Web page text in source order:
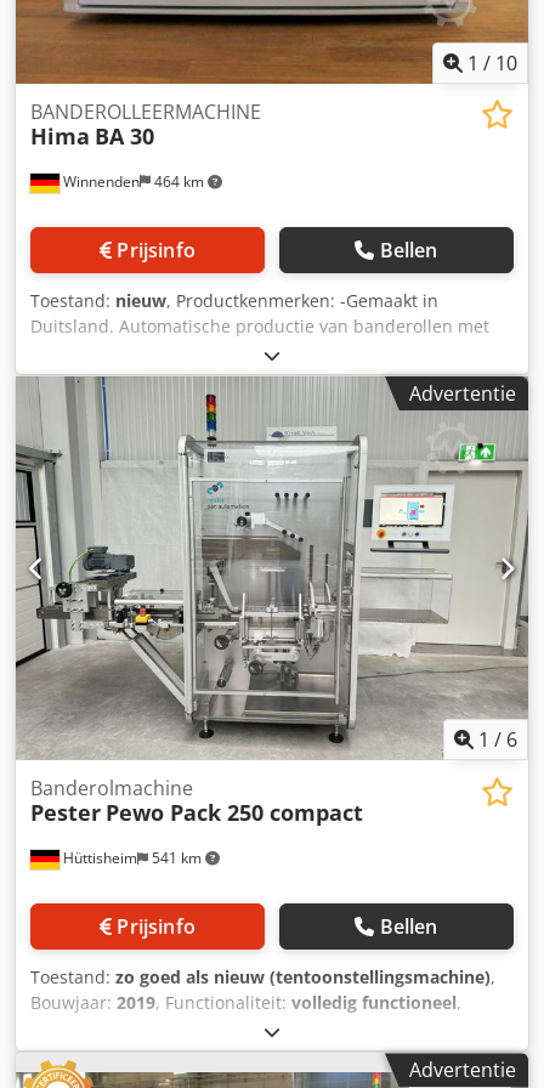
1 / 10
Winnenden 464 km
BANDEROLLEERMACHINE
Hima BA 30
Prijsinfo Bellen
Toestand: nieuw, Productkenmerken: -Gemaakt in
Duitsland. Automatische productie van banderollen met
kraftpapier of PE-folie. -Prestaties tot 23 banderollen per
minuut, afhankelijk van de grootte van de verpakte
goederen. Dkedpfxoq Htcae Agtjr -Rustig en snel. -
Productbreedte 30-310 mm. -Producthoogte 5-200 mm. -
Bandbreedte 30 mm. -Traploze aanpassing van de
bandspanning voorkomt beschadiging van de verpakte
goederen. -Eenvoudige bediening. -Cyclusontgrendeling
via drukknop of voetschakelaar. Als alternatief is
automatische cyclusontgrendeling mogelijk. -Traploos
instelbare papierlus. Technische gegevens: -Afmetingen: L
540 x B 350 x H 420 mm. -Elektrische aansluiting: 220 V / 50
Hz / 140 W. -Gewicht: 32 kg. Gebruikte
banderolleermachines zijn beschikbaar voor het
demonstreren en testen van uw te verpakken producten.
Advertentie
1 / 6
Hüttisheim 541 km
Banderolmachine
Pester Pewo Pack 250 compact
Prijsinfo Bellen
Toestand: zo goed als nieuw (tentoonstellingsmachine),
Bouwjaar: 2019, Functionaliteit: volledig functioneel,
Pester Pewo pack 250 compact beursdemonstratiemachine
(geen productie-uren) Opnieuw opgebouwd in 2025 De
PEWO-pack 250 compact omvat de volgende componenten
Advertentie